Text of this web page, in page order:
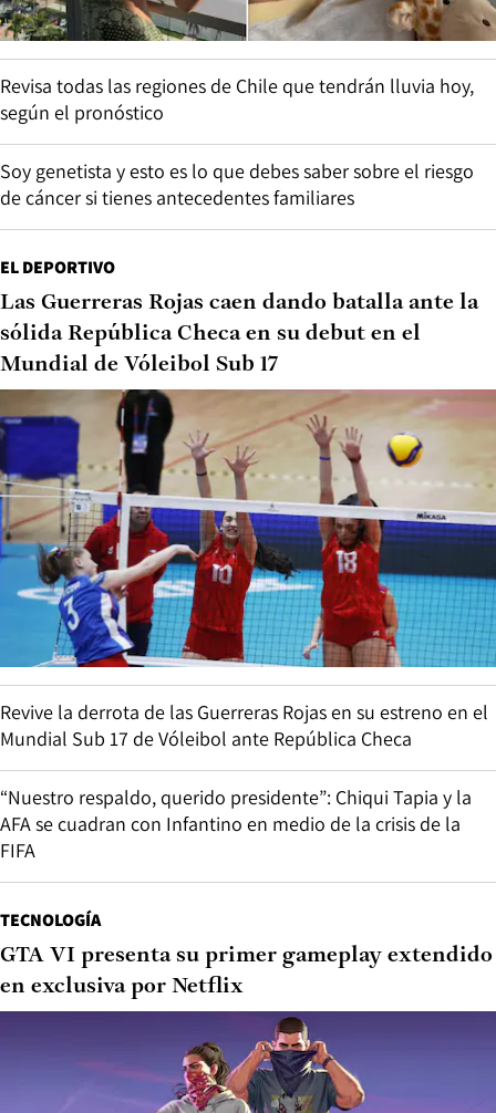
Revisa todas las regiones de Chile que tendrán lluvia hoy,
según el pronóstico
Soy genetista y esto es lo que debes saber sobre el riesgo
de cáncer si tienes antecedentes familiares
EL DEPORTIVO
Las Guerreras Rojas caen dando batalla ante la
sólida República Checa en su debut en el
Mundial de Vóleibol Sub 17
Revive la derrota de las Guerreras Rojas en su estreno en el
Mundial Sub 17 de Vóleibol ante República Checa
“Nuestro respaldo, querido presidente”: Chiqui Tapia y la
AFA se cuadran con Infantino en medio de la crisis de la
FIFA
TECNOLOGÍA
GTA VI presenta su primer gameplay extendido
en exclusiva por Netflix